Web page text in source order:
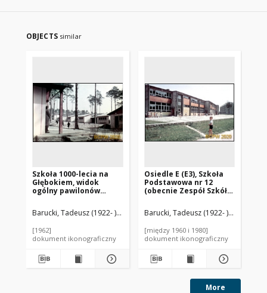
OBJECTS similar
Szkoła 1000-lecia na
Głębokiem, widok
ogólny pawilonów
Barucki, Tadeusz (1922- ). Fotograf
[1962]
dokument ikonograficzny
Osiedle E (E3), Szkoła
Podstawowa nr 12
(obecnie Zespół Szkół
w tle budynek
mieszklany, Tychy-
Barucki, Tadeusz (1922- ). Fotograf
[między 1960 i 1980]
dokument ikonograficzny
More